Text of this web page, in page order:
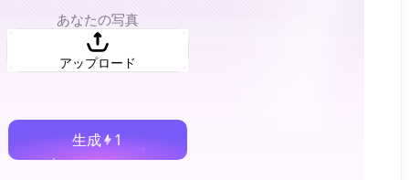
あなたの写真
アップロード
生成 1